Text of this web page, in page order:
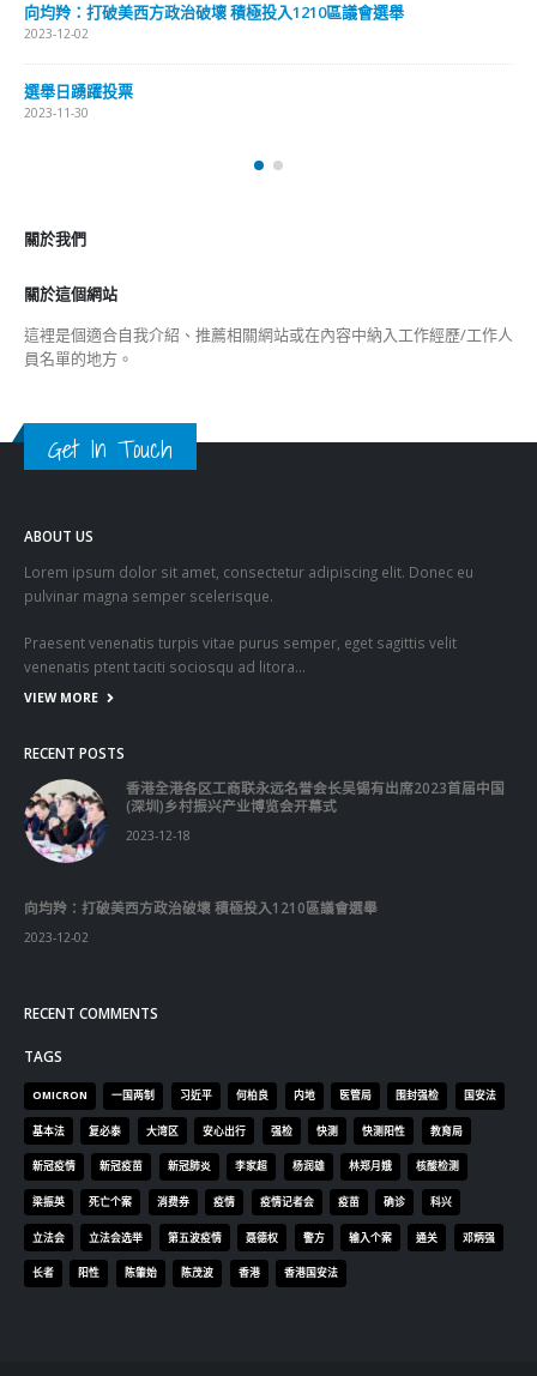
向均羚：打破美西方政治破壞 積極投入1210區議會選舉
2023-12-02
選舉日踴躍投票
2023-11-30
關於我們
關於這個網站
這裡是個適合自我介紹、推薦相關網站或在內容中納入工作經歷/工作人
員名單的地方。
Get In Touch
ABOUT US
Lorem ipsum dolor sit amet, consectetur adipiscing elit. Donec eu
pulvinar magna semper scelerisque.
Praesent venenatis turpis vitae purus semper, eget sagittis velit
venenatis ptent taciti sociosqu ad litora…
VIEW MORE
RECENT POSTS
香港全港各区工商联永远名誉会长吴锡有出席2023首届中国
(深圳)乡村振兴产业博览会开幕式
2023-12-18
向均羚：打破美西方政治破壞 積極投入1210區議會選舉
2023-12-02
RECENT COMMENTS
TAGS
OMICRON 一国两制 习近平 何柏良 内地 医管局 围封强检 国安法
基本法 复必泰 大湾区 安心出行 强检 快测 快测阳性 教育局
新冠疫情 新冠疫苗 新冠肺炎 李家超 杨润雄 林郑月娥 核酸检测
梁振英 死亡个案 消费券 疫情 疫情记者会 疫苗 确诊 科兴
立法会 立法会选举 第五波疫情 聂德权 警方 输入个案 通关 邓炳强
长者 阳性 陈肇始 陈茂波 香港 香港国安法